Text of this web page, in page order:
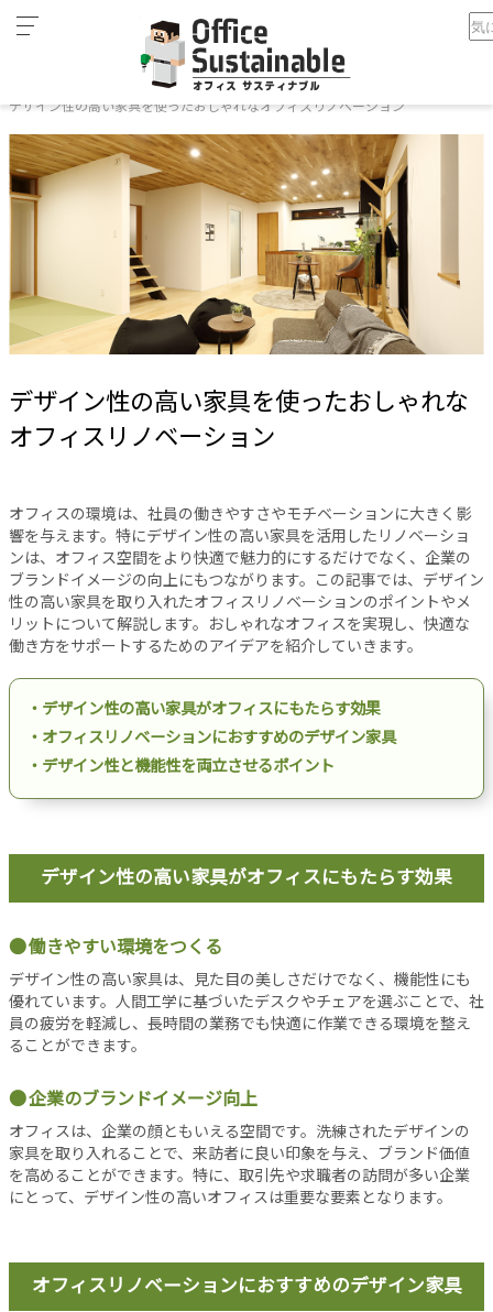
ゴ
リ
オ
フ
テ
レ
ー
ク
設
備
オ
フ
ィ
ス
工
事
リ
ノ
ベ
ン
パ
テ
シ
ョ
ン
フ
ス
消
防
ラ
デザイン性の高い家具を使ったおしゃれなオフィスリノベーション
デザイン性の高い家具を使ったおしゃれな
オフィスリノベーション
オフィスの環境は、社員の働きやすさやモチベーションに大きく影
響を与えます。特にデザイン性の高い家具を活用したリノベーショ
ンは、オフィス空間をより快適で魅力的にするだけでなく、企業の
ブランドイメージの向上にもつながります。この記事では、デザイン
性の高い家具を取り入れたオフィスリノベーションのポイントやメ
リットについて解説します。おしゃれなオフィスを実現し、快適な
働き方をサポートするためのアイデアを紹介していきます。
・デザイン性の高い家具がオフィスにもたらす効果
・オフィスリノベーションにおすすめのデザイン家具
・デザイン性と機能性を両立させるポイント
デザイン性の高い家具がオフィスにもたらす効果
働きやすい環境をつくる
デザイン性の高い家具は、見た目の美しさだけでなく、機能性にも
優れています。人間工学に基づいたデスクやチェアを選ぶことで、社
員の疲労を軽減し、長時間の業務でも快適に作業できる環境を整え
ることができます。
企業のブランドイメージ向上
オフィスは、企業の顔ともいえる空間です。洗練されたデザインの
家具を取り入れることで、来訪者に良い印象を与え、ブランド価値
を高めることができます。特に、取引先や求職者の訪問が多い企業
にとって、デザイン性の高いオフィスは重要な要素となります。
オフィスリノベーションにおすすめのデザイン家具